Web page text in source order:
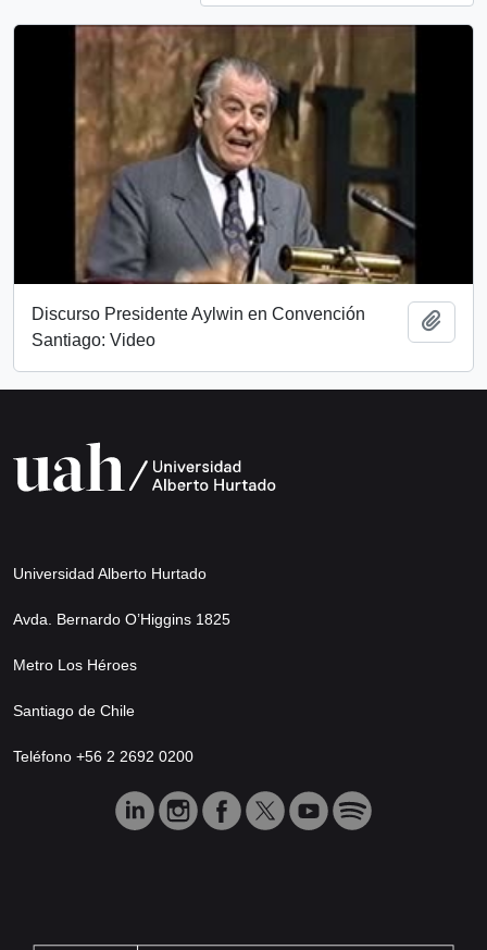
Discurso Presidente Aylwin en Convención
Santiago: Video
Universidad Alberto Hurtado
Avda. Bernardo O’Higgins 1825
Metro Los Héroes
Santiago de Chile
Teléfono +56 2 2692 0200